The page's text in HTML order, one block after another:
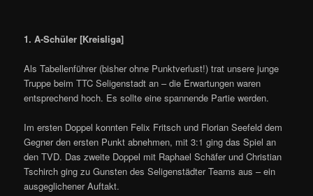
1. A-Schüler [Kreisliga]
Als Tabellenführer (bisher ohne Punktverlust!) trat unsere junge
Truppe beim TTC Seligenstadt an – die Erwartungen waren
entsprechend hoch. Es sollte eine spannende Partie werden.
Im ersten Doppel konnten Felix Fritsch und Florian Seefeld dem
Gegner den ersten Punkt abnehmen, mit 3:1 ging das Spiel an
den TVD. Das zweite Doppel mit Raphael Schäfer und Christian
Tschirch ging zu Gunsten des Seligenstädter Teams aus – ein
ausgeglichener Auftakt.